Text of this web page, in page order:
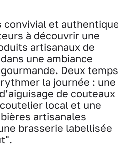
convivial et
à découvrir une
artisanaux de
une ambiance
Deux temps
la journée : une
de couteaux
local et une
artisanales
brasserie labellisée